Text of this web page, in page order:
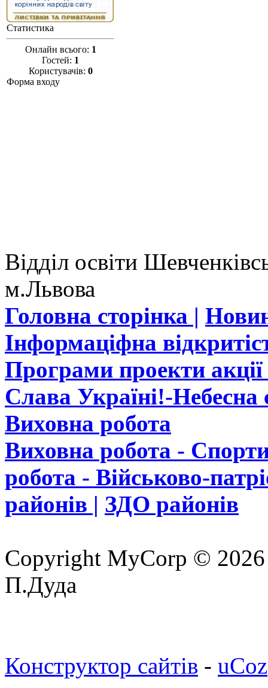
Статистика
Онлайн всього: 1
Гостей: 1
Користувачів: 0
Форма входу
Відділ освіти
м.Львова
Головна сторінка |
Інформаціфна
Програми проекти
Слава Україні!-Небесна
Виховна робота
Виховна робота -
робота - Військово-
районів | ЗДО районів
Copyright MyCorp © 2026
П.Дуда
Конструктор сайтів - uCoz